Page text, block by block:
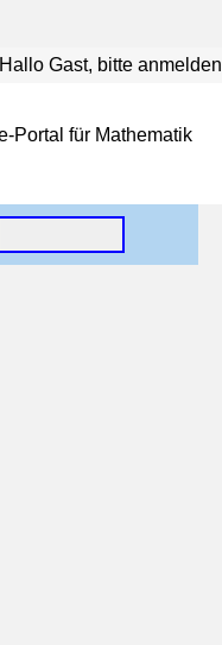
Hallo Gast, bitte anmelden